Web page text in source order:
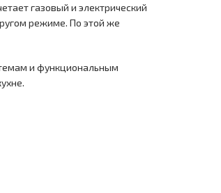
газовый и электрический
режиме. По этой же
и функциональным